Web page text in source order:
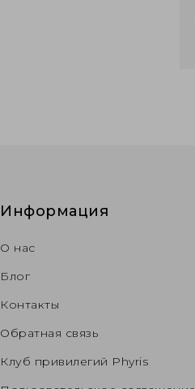
Информация
О нас
Блог
Контакты
Обратная связь
Клуб привилегий Phyris